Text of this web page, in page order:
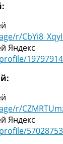
r/
Яндекс
r/
Яндекс